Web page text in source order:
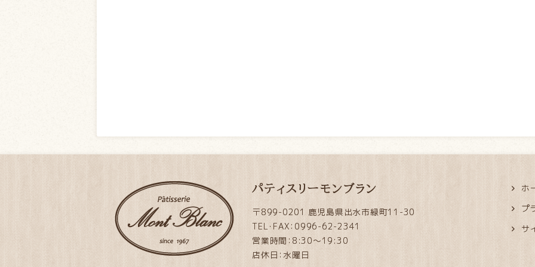
パティスリーモンブラン
〒899-0201 鹿児島県出水市緑町11-30
TEL・FAX：0996-62-2341
営業時間：8:30～19:30
店休日：水曜日
ホ
プ
サ